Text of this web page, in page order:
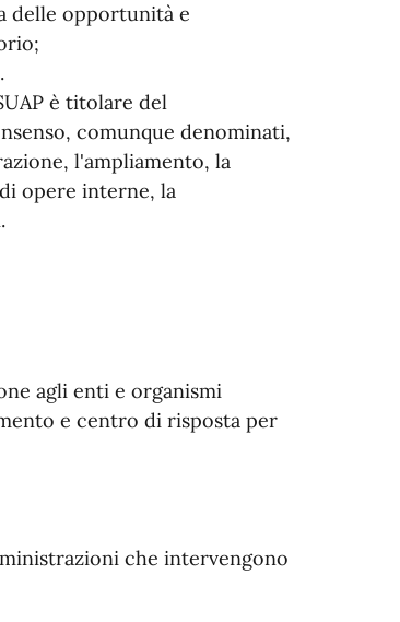
delle opportunità e
è titolare del
comunque denominati,
l'ampliamento, la
opere interne, la
agli enti e organismi
e centro di risposta per
che intervengono